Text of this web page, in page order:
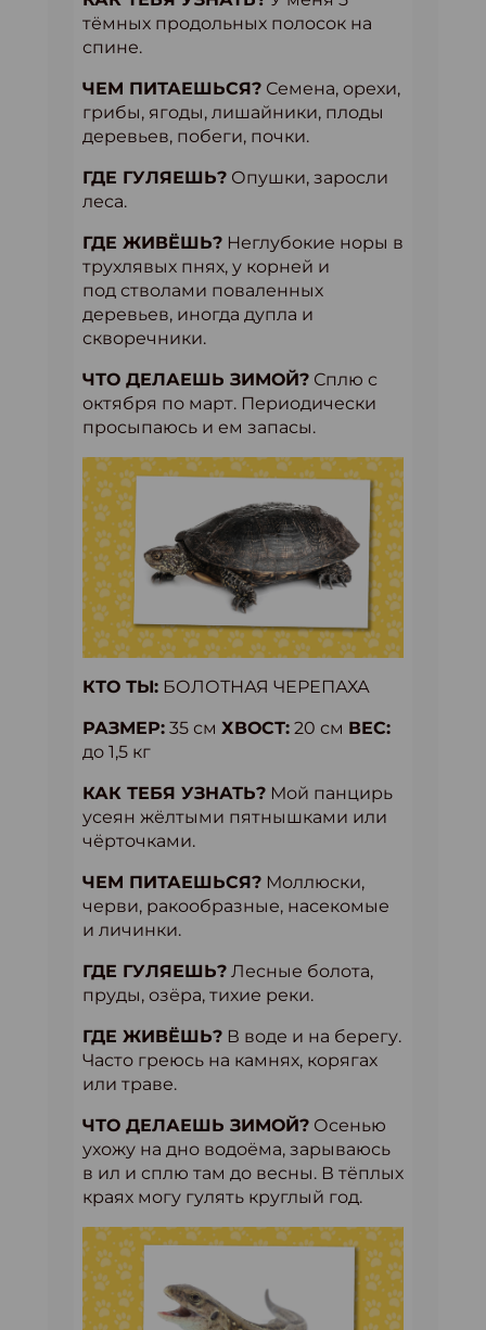
тёмных продольных полосок на
спине.
ЧЕМ ПИТАЕШЬСЯ? Семена, орехи,
грибы, ягоды, лишайники, плоды
деревьев, побеги, почки.
ГДЕ ГУЛЯЕШЬ? Опушки, заросли
леса.
ГДЕ ЖИВЁШЬ? Неглубокие норы в
трухлявых пнях, у корней и
под стволами поваленных
деревьев, иногда дупла и
скворечники.
ЧТО ДЕЛАЕШЬ ЗИМОЙ? Сплю с
октября по март. Периодически
просыпаюсь и ем запасы.
КТО ТЫ: БОЛОТНАЯ ЧЕРЕПАХА
РАЗМЕР: 35 см ХВОСТ: 20 см ВЕС:
до 1,5 кг
КАК ТЕБЯ УЗНАТЬ? Мой панцирь
усеян жёлтыми пятнышками или
чёрточками.
ЧЕМ ПИТАЕШЬСЯ? Моллюски,
черви, ракообразные, насекомые
и личинки.
ГДЕ ГУЛЯЕШЬ? Лесные болота,
пруды, озёра, тихие реки.
ГДЕ ЖИВЁШЬ? В воде и на берегу.
Часто греюсь на камнях, корягах
или траве.
ЧТО ДЕЛАЕШЬ ЗИМОЙ? Осенью
ухожу на дно водоёма, зарываюсь
в ил и сплю там до весны. В тёплых
краях могу гулять круглый год.